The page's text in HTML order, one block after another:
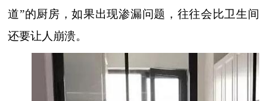
道”的厨房，如果出现渗漏问题，往往会比卫生间
还要让人崩溃。